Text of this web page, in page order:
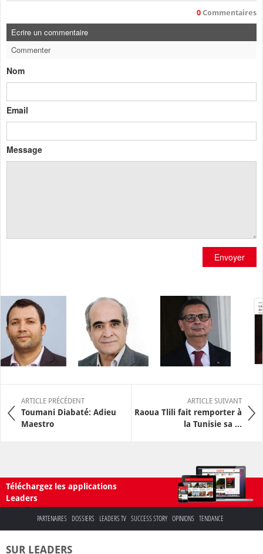
0 Commentaires
Ecrire un commentaire
Commenter
Nom
Email
Message
Envoyer
ARTICLE PRÉCÉDENT
Toumani Diabaté: Adieu
Maestro
ARTICLE SUIVANT
Raoua Tlili fait remporter à
la Tunisie sa ...
Téléchargez les applications
Leaders
PARTENAIRES DOSSIERS LEADERS TV SUCCESS STORY OPINIONS TENDANCE
SUR LEADERS